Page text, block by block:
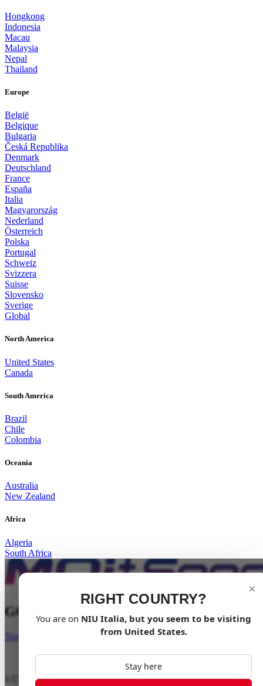
Hongkong
Indonesia
Macau
Malaysia
Nepal
Thailand
Europe
België
Belgique
Bulgaria
Česká Republika
Denmark
Deutschland
France
España
Italia
Magyarország
Nederland
Österreich
Polska
Portugal
Schweiz
Svizzera
Suisse
Slovensko
Sverige
Global
North America
United States
Canada
South America
Brazil
Chile
Colombia
Oceania
Australia
New Zealand
Africa
Algeria
South Africa
×
RIGHT COUNTRY?
You are on NIU Italia, but you seem to be visiting
from United States.
Stay here
GODITI LO INSIEME
Trova un rivenditore